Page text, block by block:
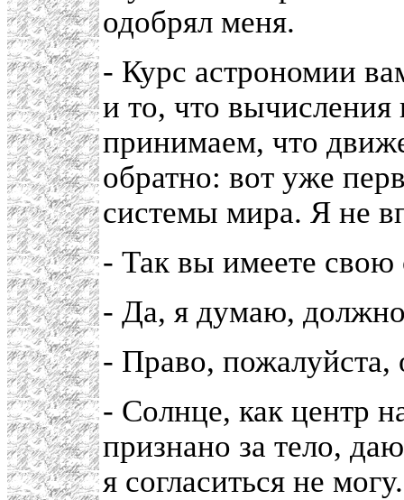
одобрял меня.
- Курс астрономии
и то, что
принимаем, что
обратно: вот уже
системы мира. Я не
- Так вы имеете свою
- Да, я думаю,
- Право,
- Солнце, как центр
признано за тело,
я согласиться не могу.